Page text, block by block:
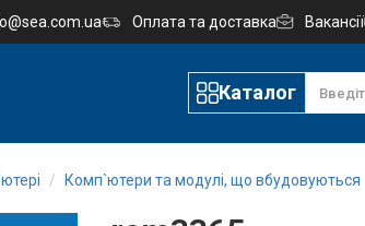
Оплата та доставка Вакансії
Каталог
Комп`ютери та модулі, що вбудовуються